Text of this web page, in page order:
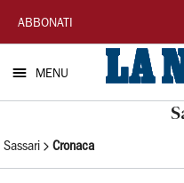
La
Nuova
Sardegna
ABBONATI
MENU
Sassari Cronaca